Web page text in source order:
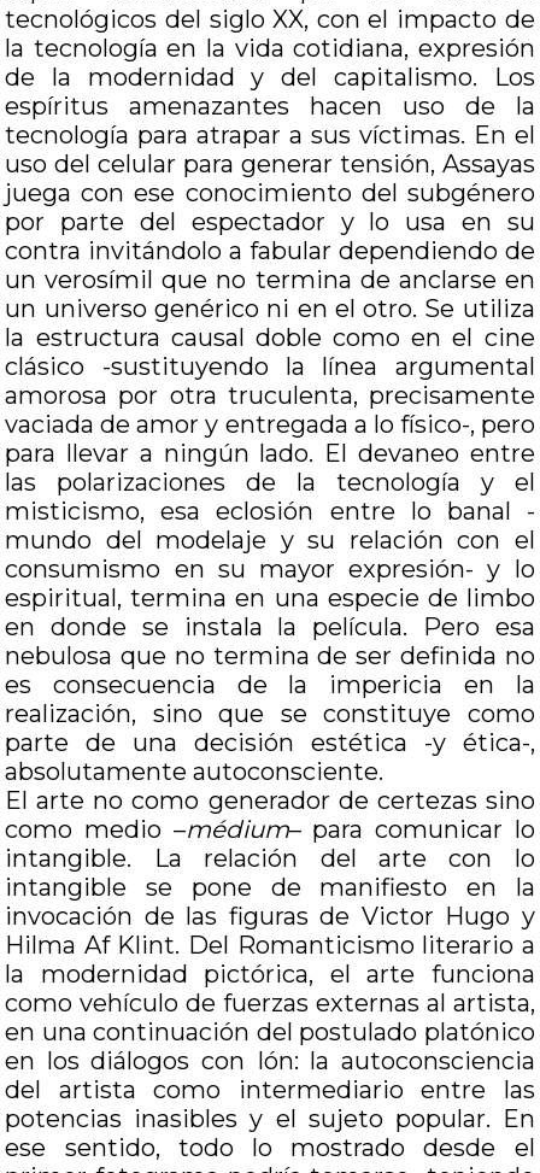
tecnológicos del siglo XX, con el impacto de
la tecnología en la vida cotidiana, expresión
de la modernidad y del capitalismo. Los
espíritus amenazantes hacen uso de la
tecnología para atrapar a sus víctimas. En el
uso del celular para generar tensión, Assayas
juega con ese conocimiento del subgénero
por parte del espectador y lo usa en su
contra invitándolo a fabular dependiendo de
un verosímil que no termina de anclarse en
un universo genérico ni en el otro. Se utiliza
la estructura causal doble como en el cine
clásico -sustituyendo la línea argumental
amorosa por otra truculenta, precisamente
vaciada de amor y entregada a lo físico-, pero
para llevar a ningún lado. El devaneo entre
las polarizaciones de la tecnología y el
misticismo, esa eclosión entre lo banal -
mundo del modelaje y su relación con el
consumismo en su mayor expresión- y lo
espiritual, termina en una especie de limbo
en donde se instala la película. Pero esa
nebulosa que no termina de ser definida no
es consecuencia de la impericia en la
realización, sino que se constituye como
parte de una decisión estética -y ética-,
absolutamente autoconsciente.
El arte no como generador de certezas sino
como medio –médium– para comunicar lo
intangible. La relación del arte con lo
intangible se pone de manifiesto en la
invocación de las figuras de Victor Hugo y
Hilma Af Klint. Del Romanticismo literario a
la modernidad pictórica, el arte funciona
como vehículo de fuerzas externas al artista,
en una continuación del postulado platónico
en los diálogos con Ión: la autoconsciencia
del artista como intermediario entre las
potencias inasibles y el sujeto popular. En
ese sentido, todo lo mostrado desde el